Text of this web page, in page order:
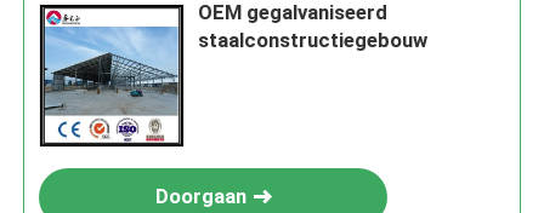
OEM gegalvaniseerd
staalconstructiegebouw
Doorgaan